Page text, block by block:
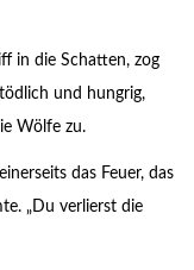
in die Schatten, zog
und hungrig,
Wölfe zu.
das Feuer, das
„Du verlierst die